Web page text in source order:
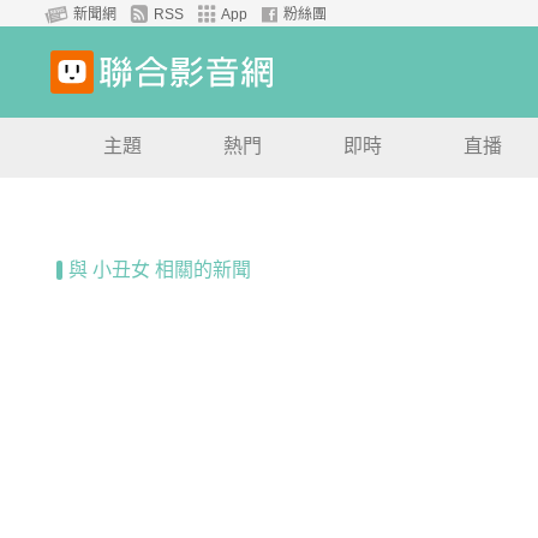
新聞網 RSS App 粉絲團
主題 熱門 即時 直播
與 小丑女 相關的新聞